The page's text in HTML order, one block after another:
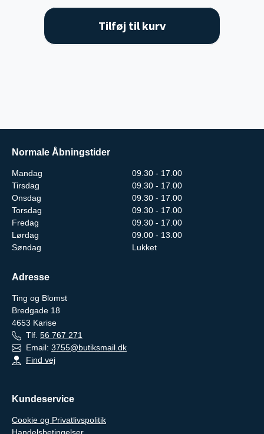
Tilføj til kurv
Normale Åbningstider
Mandag
09.30 - 17.00
Tirsdag
09.30 - 17.00
Onsdag
09.30 - 17.00
Torsdag
09.30 - 17.00
Fredag
09.30 - 17.00
Lørdag
09.00 - 13.00
Søndag
Lukket
Adresse
Ting og Blomst
Bredgade 18
4653 Karise
Tlf. 56 767 271
Email: 3755@butiksmail.dk
Find vej
Kundeservice
Cookie og Privatlivspolitik